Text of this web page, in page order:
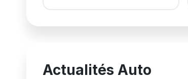
Actualités Auto